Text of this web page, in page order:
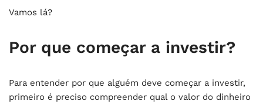
Vamos lá?
Por que começar a investir?
Para entender por que alguém deve começar a investir,
primeiro é preciso compreender qual o valor do dinheiro